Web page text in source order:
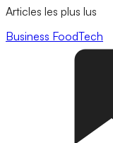
Articles les plus lus
Business FoodTech